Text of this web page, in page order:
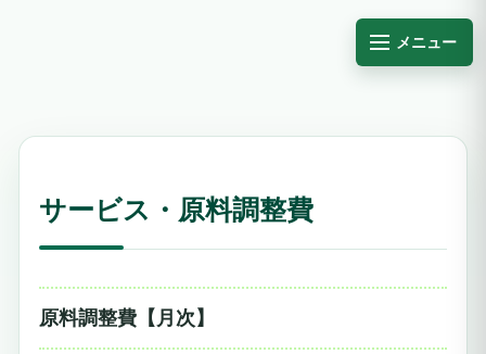
メニュー
サービス・原料調整費
原料調整費【月次】